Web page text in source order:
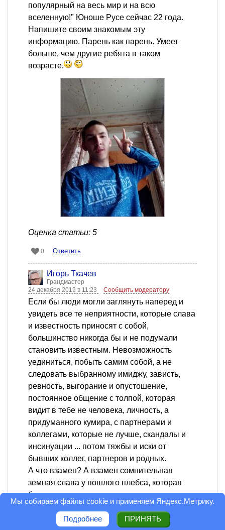
популярный на весь мир и на всю
вселенную!" Юноше Русе сейчас 22 года.
Напишите своим знакомым эту
информацию. Парень как парень. Умеет
больше, чем другие ребята в таком
возрасте.
Оценка статьи: 5
0 Ответить
Игорь Ткачев
Грандмастер
24 декабря 2019 в 11:23
Сообщить модератору
Если бы люди могли заглянуть наперед и
увидеть все те неприятности, которые слава
и известность приносят с собой,
большинство никогда бы и не подумали
становить известным. Невозможность
уединиться, побыть самим собой, а не
следовать выбранному имиджу, зависть,
ревность, выгорание и опустошение,
постоянное общение с толпой, которая
видит в тебе не человека, личность, а
придуманного кумира, с партнерами и
коллегами, которые не лучше, скандалы и
инсинуации ... потом тяжбы и иски от
бывших коллег, партнеров и родных.
А что взамен? А взамен сомнительная
земная слава у пошлого плебса, которая
быстро проходит.
(Хотя нет, многих и это бы не отрезвило - они
бы с упорноостью баранов продолжили бы
Мы собираем файлы cookie и применяем Яндекс.Метрику.
Подробнее ПРИНЯТЬ